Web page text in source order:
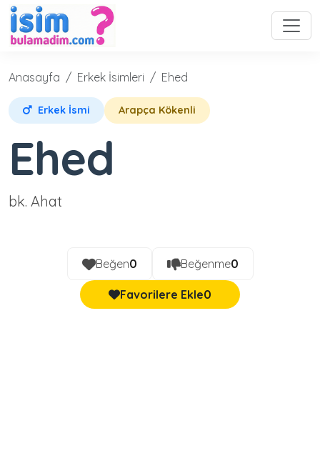
Anasayfa Erkek İsimleri Ehed
Erkek İsmi Arapça Kökenli
Ehed
bk. Ahat
Beğen0 Beğenme0
Favorilere Ekle0